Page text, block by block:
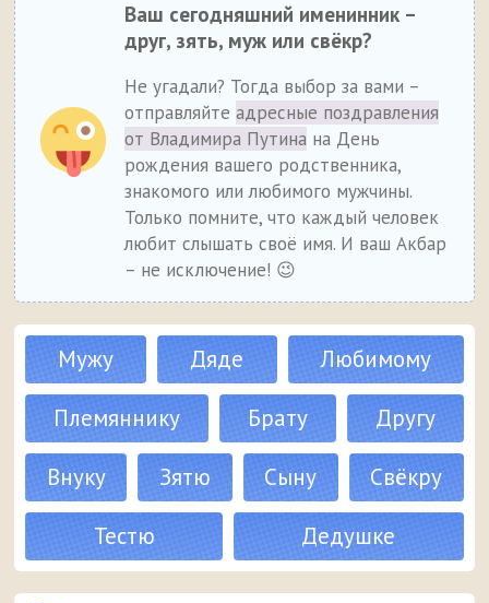
Ваш сегодняшний именинник –
друг, зять, муж или свёкр?
Не угадали? Тогда выбор за вами –
отправляйтеадресные поздравления
от Владимира Путина на День
рождения вашего родственника,
знакомого или любимого мужчины.
Только помните, что каждый человек
любит слышать своё имя. И ваш Акбар
– не исключение! 😉
Мужу Дяде
Любимому
Племяннику
Брату
Другу
Внуку
Зятю Сыну
Свёкру
Тестю
Дедушке